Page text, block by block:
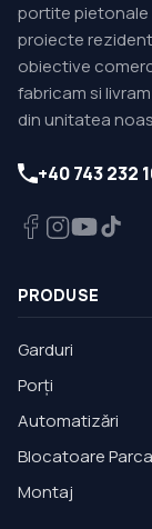
portite pietonale
proiecte
obiective
fabricam si
din unitatea
+40 743 232
PRODUSE
Garduri
Porți
Automatizări
Blocatoare
Montaj